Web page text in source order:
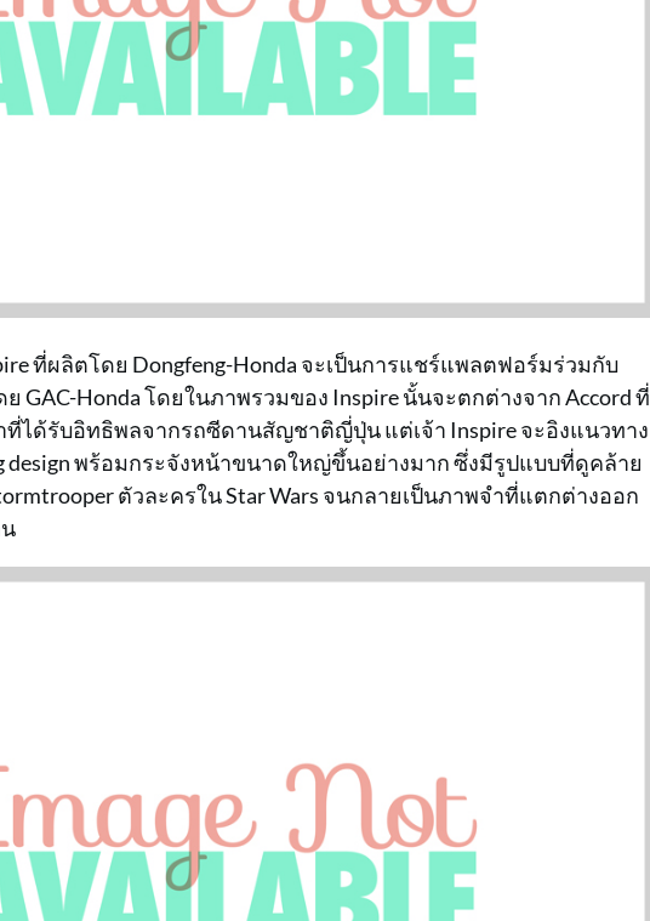
ที่ผลิตโดย Dongfeng-Honda จะเป็นการแชร์แพลตฟอร์มร่วมกับ
ย GAC-Honda โดยในภาพรวมของ Inspire นั้นจะตกต่างจาก Accord ที่
ที่ได้รับอิทธิพลจากรถซีดานสัญชาติญี่ปุ่น แต่เจ้า Inspire จะอิงแนวทาง
design พร้อมกระจังหน้าขนาดใหญ่ขึ้นอย่างมาก ซึ่งมีรูปแบบที่ดูคล้าย
ตัวละครใน Star Wars จนกลายเป็นภาพจำที่แตกต่างออก